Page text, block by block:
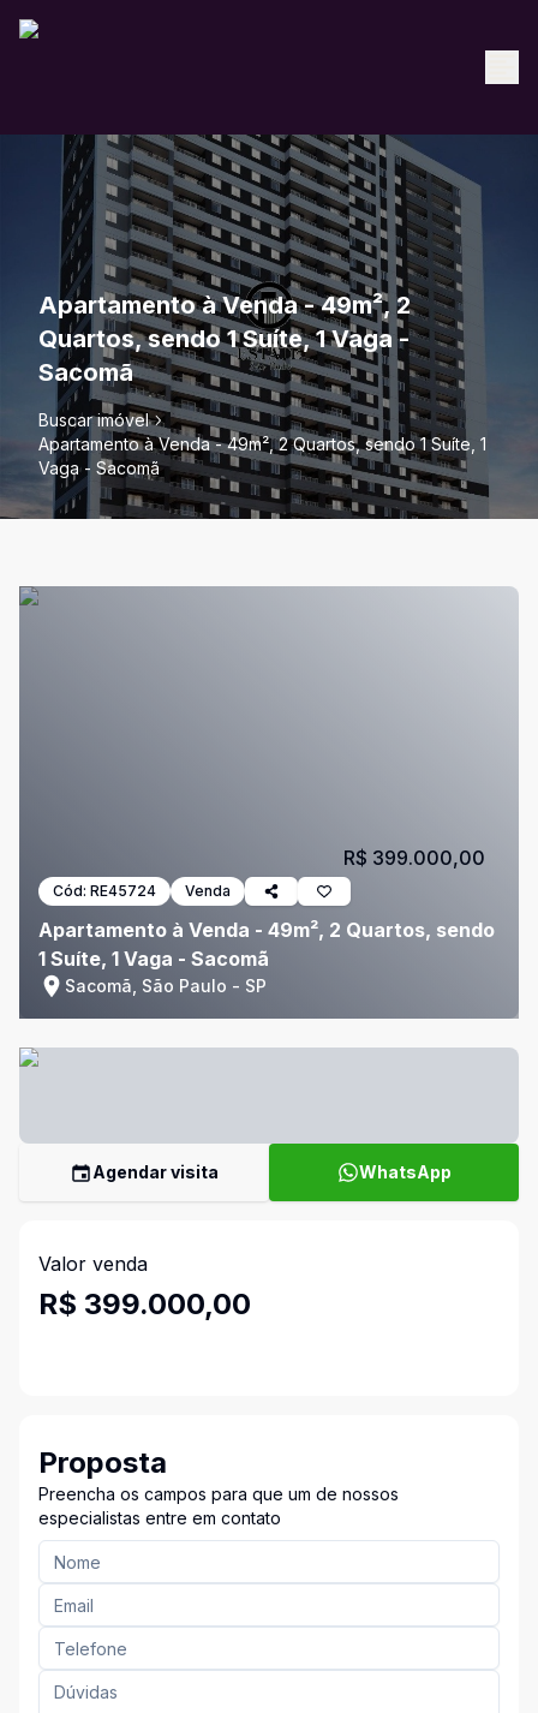
Apartamento à Venda - 49m², 2
Quartos, sendo 1 Suíte, 1 Vaga -
Sacomã
Buscar imóvel
Apartamento à Venda - 49m², 2 Quartos, sendo 1 Suíte, 1
Vaga - Sacomã
Cód: RE45724 Venda
Apartamento à Venda - 49m², 2 Quartos, sendo
1 Suíte, 1 Vaga - Sacomã
Sacomã, São Paulo - SP
R$ 399.000,00
Agendar visita WhatsApp
Valor venda
R$ 399.000,00
Proposta
Preencha os campos para que um de nossos
especialistas entre em contato